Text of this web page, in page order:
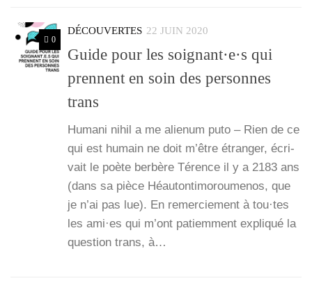
0
DÉCOUVERTES 22 JUIN 2020
Guide pour les soignant·e·s qui
prennent en soin des personnes
trans
Huma­ni nihil a me alie­num puto – Rien de ce
qui est humain ne doit m’être étran­ger, écri­
vait le poète ber­bère Térence il y a 2183 ans
(dans sa pièce Héau­ton­ti­mo­rou­me­nos, que
je n’ai pas lue). En remer­cie­ment à tou·tes
les ami·es qui m’ont patiem­ment expli­qué la
ques­tion trans, à…